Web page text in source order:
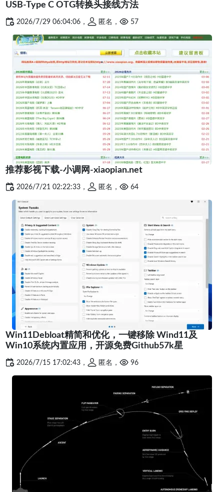
USB-Type C OTG转换头接线方法
2026/7/29 06:04:06， 匿名， 57
推荐影视下载-小调网-xiaopian.net
2026/7/21 02:22:33， 匿名， 64
Win11Debloat精简和优化，一键移除 Wind11及
Win10系统内置应用，开源免费Github57k星
2026/7/15 17:02:43， 匿名， 96